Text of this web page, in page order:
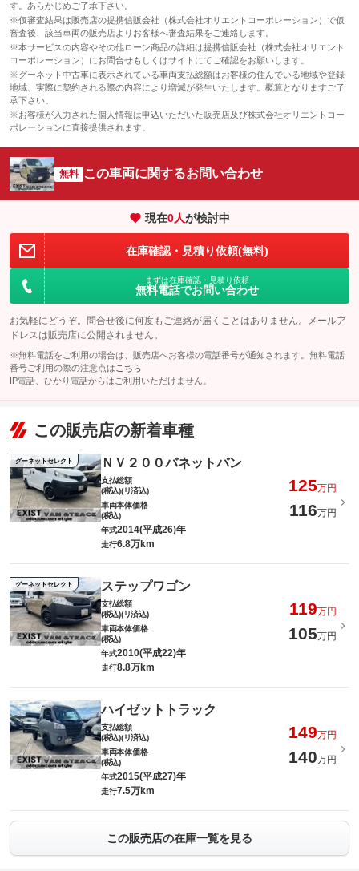
す。あらかじめご了承下さい。
※仮審査結果は販売店の提携信販会社（株式会社オリエントコーポレーション）で仮
審査後、該当車両の販売店よりお客様へ審査結果をご連絡します。
※本サービスの内容やその他ローン商品の詳細は提携信販会社（株式会社オリエント
コーポレーション）にお問合せもしくはサイトにてご確認をお願いします。
※グーネット中古車に表示されている車両支払総額はお客様の住んでいる地域や登録
地域、実際に契約される際の内容により増減が発生いたします。概算となりますご了
承下さい。
※お客様が入力された個人情報は申込いただいた販売店及び株式会社オリエントコー
ポレーションに直接提供されます。
無料 この車両に関するお問い合わせ
現在0人が検討中
在庫確認・見積り依頼(無料)
まずは在庫確認・見積り依頼
無料電話でお問い合わせ
お気軽にどうぞ。問合せ後に何度もご連絡が届くことはありません。メールア
ドレスは販売店に公開されません。
※無料電話をご利用の場合は、販売店へお客様の電話番号が通知されます。無料電話
番号ご利用の際の注意点は こちら
IP電話、ひかり電話からはご利用いただけません。
この販売店の新着車種
グーネットセレクト ＮＶ２００バネットバン
支払総額
(税込)(リ済込)
125万円
車両本体価格
(税込)
116万円
年式2014(平成26)年
走行6.8万km
グーネットセレクト ステップワゴン
支払総額
(税込)(リ済込)
119万円
車両本体価格
(税込)
105万円
年式2010(平成22)年
走行8.8万km
ハイゼットトラック
支払総額
(税込)(リ済込)
149万円
車両本体価格
(税込)
140万円
年式2015(平成27)年
走行7.5万km
この販売店の在庫一覧を見る